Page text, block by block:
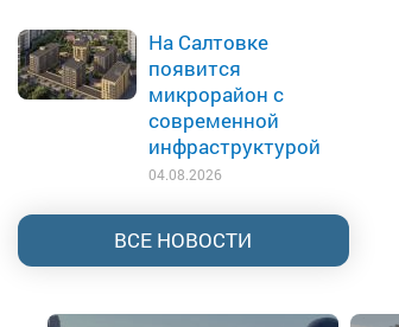
На Салтовке
появится
микрорайон с
современной
инфраструктурой
04.08.2026
ВСЕ НОВОСТИ